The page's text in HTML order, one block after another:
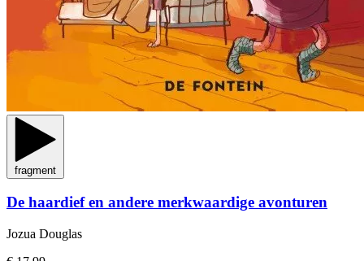
fragment
De haardief en andere merkwaardige avonturen
Jozua Douglas